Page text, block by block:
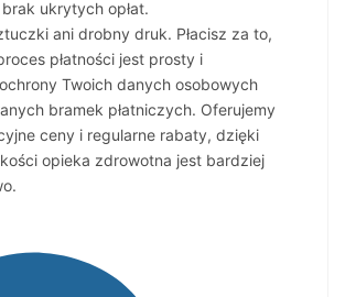
ukrytych opłat.
ani drobny druk. Płacisz za to,
płatności jest prosty i
Twoich danych osobowych
bramek płatniczych. Oferujemy
ceny i regularne rabaty, dzięki
opieka zdrowotna jest bardziej